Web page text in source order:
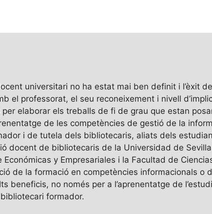
universitari no ha estat mai ben definit i l’èxit
el professorat, el seu reconeixement i nivell
elaborar els treballs de fi de grau que estan
de les competències de gestió de la
i de tutela dels bibliotecaris, aliats dels
docent de bibliotecaris de la Universidad de
y Empresariales i la Facultad de
de la formació en competències informacionals o
beneficis, no només per a l’aprenentatge de
formador.